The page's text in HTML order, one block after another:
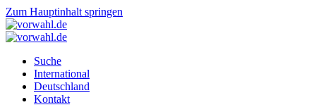
Zum Hauptinhalt springen
Suche
International
Deutschland
Kontakt